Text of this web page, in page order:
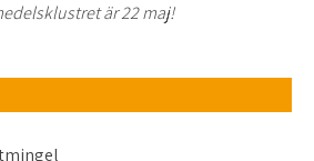
är 22 maj!